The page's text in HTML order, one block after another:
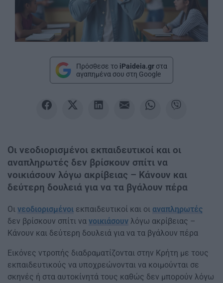
Πρόσθεσε το iPaideia.gr στα
αγαπημένα σου στη Google
Οι νεοδιορισμένοι εκπαιδευτικοί και οι
αναπληρωτές δεν βρίσκουν σπίτι να
νοικιάσουν λόγω ακρίβειας – Κάνουν και
δεύτερη δουλειά για να τα βγάλουν πέρα
Οι νεοδιορισμένοι εκπαιδευτικοί και οι αναπληρωτές
δεν βρίσκουν σπίτι να νοικιάσουν λόγω ακρίβειας –
Κάνουν και δεύτερη δουλειά για να τα βγάλουν πέρα
Εικόνες ντροπής διαδραματίζονται στην Κρήτη με τους
εκπαιδευτικούς να υποχρεώνονται να κοιμούνται σε
σκηνές ή στα αυτοκίνητά τους καθώς δεν μπορούν λόγω